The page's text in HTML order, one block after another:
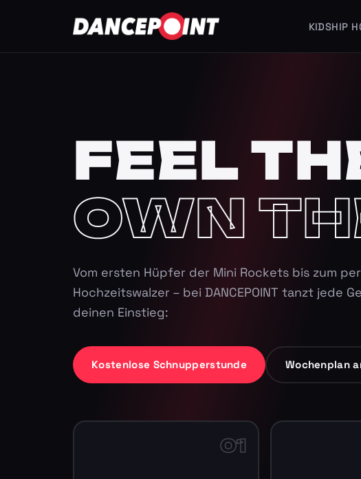
KIDSHIP
FEEL
OWN
Vom ersten Hüpfer der Mini Rockets bis zum
Hochzeitswalzer – bei DANCEPOINT tanzt jede
deinen Einstieg:
Kostenlose Schnupperstunde Wochenplan
01